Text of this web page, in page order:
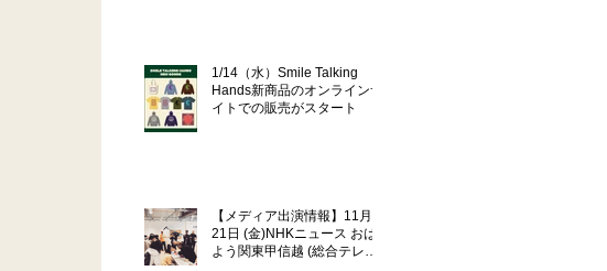
1/14（水）Smile Talking
Hands新商品のオンラインサ
イトでの販売がスタート
【メディア出演情報】11月
21日 (金)NHKニュース おは
よう関東甲信越 (総合テレビ)